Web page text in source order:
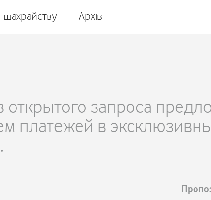
шахрайству Архів
открытого запроса
платежей в